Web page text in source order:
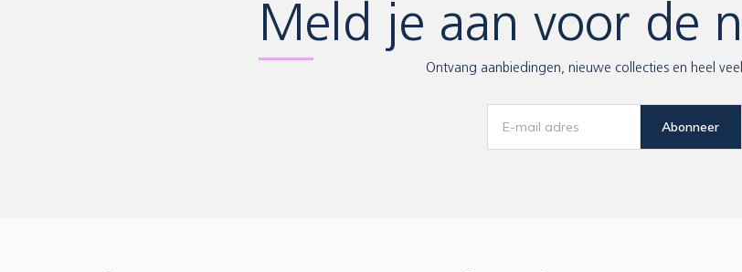
Meld je aan voor de
Ontvang aanbiedingen, nieuwe collecties en heel
Abonneer